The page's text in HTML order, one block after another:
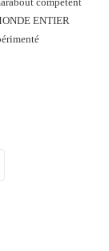
ENTIER